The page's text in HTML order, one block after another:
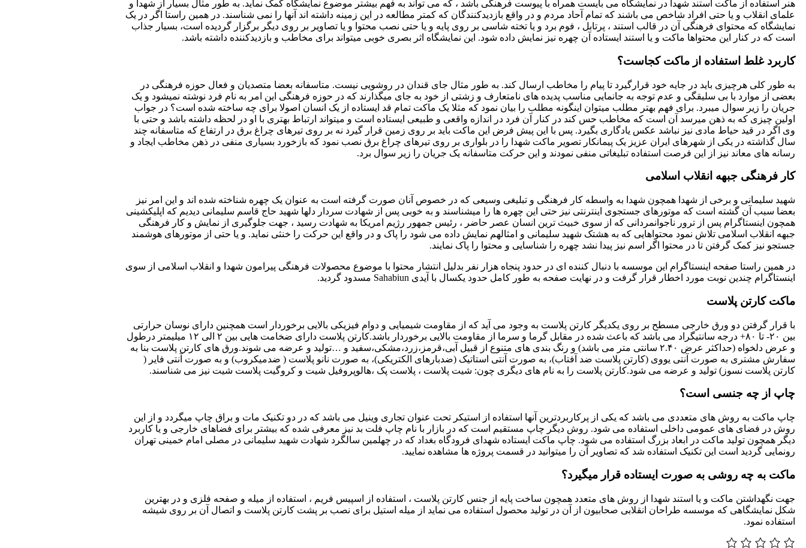
هنر استفاده از ماکت استند شهدا در نمایشگاه می بایست همراه با پیوست فرهنگی باشد ، که می تواند به فهم بیشتر موضوع نمایشگاه کمک نماید. به طور مثال بسیار از شهدا و
علمای انقلاب و یا حتی افراد شاخص می باشند که تمام آحاد مردم و در واقع بازدیدکنندگان که کمتر مطالعه در این زمینه داشته اند آنها را نمی شناسند. در همین راستا اگر در یک
نمایشگاه که محتوای فرهنگی آن در قالب استند ، پرتابل ، فوم برد و یا تخته شاسی بر روی پایه و یا حتی نصب محتوا و یا تصاویر بر روی دیگر برگزار گردیده است، بسیار جذاب
است که در کنار این محتواها ماکت و یا استند ایستاده آن چهره نیز نمایش داده شود. این نمایشگاه اثر بصری خوبی میتواند برای مخاطب و بازدیدکننده داشته باشد.
کاربرد غلط استفاده از ماکت کجاست؟
به طور کلی هرچیزی باید در جایه خود قرارگیرد تا پیام را مخاطب ارسال کند. به طور مثال جای قندان در روشویی نیست. متاسفانه بعضا متصدیان و فعال حوزه فرهنگی در
بعضی از موارد با بی سلیقگی و عدم توجه به جانمایی مناسب پدیده های نامتعارف و زشتی از خود به جای میگذارند که در حوزه فرهنگی این امر به نام فرد نوشته نمیشود و یک
جریان را زیر سوال میبرد. برای فهم بهتر مطلب میتوان اینگونه مطلب را بیان نمود که مثلا یک ماکت تمام قد ایستاده از یک انسان اصولا برای چه ساخته شده است؟ در جواب
اولین چیزی که به ذهن میرسد آن است که مخاطب حس کند در کنار آن فرد در اندازه واقعی و طبیعی ایستاده است و میتواند ارتباط بهتری با او در لحظه داشته باشد و حتی با
وی اگر در قید حیاط مادی نیز نباشد عکس یادگاری بگیرد. پس با این پیش فرض این ماکت باید بر روی زمین قرار گیرد نه بر روی تیرهای چراغ برق در ارتفاع که متاسفانه چند
سال گذاشته در یکی از شهرهای ایران عزیز یک پیمانکار تصویر ماکت شهدا را در بلواری بر روی تیرهای چراغ برق نصب نمود که بازخورد بسیاری منفی در ذهن مخاطب ایجاد و
رسانه های معاند نیز از این فرصت استفاده تبلیغاتی منفی نمودند و این حرکت متاسفانه یک جریان را زیر سوال برد.
کار فرهنگی جبهه انقلاب اسلامی
شهید سلیمانی و برخی از شهدا همچون شهدا به واسطه کار فرهنگی و تبلیغی وسیعی که در خصوص آنان صورت گرفته است به عنوان یک چهره شناخته شده اند و این امر نیز
بعضا سبب آن گشته است که موتورهای جستجوی اینترنتی نیز حتی این چهره ها را میشناسند و به خوبی پس از شهادت سردار دلها شهید حاج قاسم سلیمانی دیدیم که اپلیکشینی
همچون اینستاگرام پس از ترور ناجوانمردانی که از سوی خبیث ترین انسان عصر حاضر ، رئیس جمهور رژیم امریکا به شهادت رسید ، جهت جلوگیری از نمایش و کار فرهنگی
جبهه انقلاب اسلامی تلاش نمود محتواهایی که به هشتک شهید سلیمانی و امثالهم نمایش داده می شود را پاک و در واقع این حرکت را خنثی نماید. و یا حتی از موتورهای هوشمند
جستجو نیز کمک گرفتن تا در محتوا اگر اسم نیز پیدا نشد چهره را شناسایی و محتوا را پاک نمایند.
در همین راستا صفحه اینستاگرام این موسسه با دنبال کننده ای در حدود پنجاه هزار نفر بدلیل انتشار محتوا با موضوع محصولات فرهنگی پیرامون شهدا و انقلاب اسلامی از سوی
اینستاگرام چندین نوبت مورد اخطار قرار گرفت و در نهایت صفحه به طور کامل حدود یکسال با آیدی Sahabiun مسدود گردید.
ماکت کارتن پلاست
با قرار گرفتن دو ورق خارجی مسطح بر روی یکدیگر کارتن پلاست به وجود می آید که از مقاومت شیمیایی و دوام فیزیکی بالایی برخوردار است همچنین دارای نوسان حرارتی
بین ۲۰- تا ۸۰+ درجه سانتیگراد می باشد که باعث شده در مقابل گرما و سرما از مقاومت بالایی برخوردار باشد.کارتن پلاست دارای ضخامت هایی بین ۲ الی ۱۲ میلیمتر درطول
و عرض دلخواه (حداکثر عرض ۲.۴۰ سانتی متر می باشد) و رنگ بندی های متنوع از قبیل آبی،قرمز،زرد،مشکی،سفید و …تولید و عرضه می شوند.ورق های کارتن پلاست بنا به
سفارش مشتری به صورت آنتی یووی (کارتن پلاست ضد آفتاب)، به صورت آنتی استاتیک (ضدبارهای الکتریکی)، به صورت نانو پلاست ( ضدمیکروب) و به صورت آنتی فایر (
کارتن پلاست نسوز) تولید و عرضه می شود.کارتن پلاست را به نام های دیگری چون: شیت پلاست ، پلاست پک ،هالوپروفیل شیت و کروگیت پلاست شیت نیز می شناسند.
چاپ از چه جنسی است؟
چاپ ماکت به روش های متعددی می باشد که یکی از پرکاربردترین آنها استفاده از استیکر تحت عنوان تجاری وینیل می باشد که در دو تکنیک مات و براق چاپ میگردد و از این
روش در فضای های عمومی داخلی استفاده می شود. روش دیگر چاپ مستقیم است که در بازار با نام چاپ فلت بد نیز معرفی شده که بیشتر برای فضاهای خارجی و یا کاربرد
دیگر همچون تولید ماکت در ابعاد بزرگ استفاده می شود. چاپ ماکت ایستاده شهدای فرودگاه بغداد که در چهلمین سالگرد شهادت شهید سلیمانی در مصلی امام خمینی تهران
رونمایی گردید است این تکنیک استفاده شد که تصاویر آن را میتوانید در قسمت پروژه ها مشاهده نمایید.
ماکت به چه روشی به صورت ایستاده قرار میگیرد؟
جهت نگهداشتن ماکت و یا استند شهدا از روش های متعدد همچون ساخت پایه از جنس کارتن پلاست ، استفاده از اسپیس فریم ، استفاده از میله و صفحه فلزی و در بهترین
شکل نمایشگاهی که موسسه طراحان انقلابی صحابیون از آن در تولید محصول استفاده می نماید از میله استیل برای نصب بر پشت کارتن پلاست و اتصال آن بر روی شیشه
استفاده نمود.